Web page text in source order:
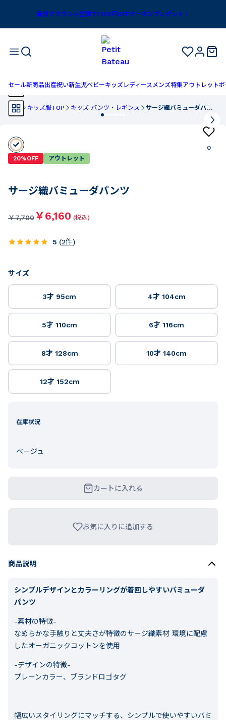
新規アカウント登録で1,100円OFFクーポンプレゼント！
セール新商品出産祝い新生児ベビーキッズ レディースメンズ特集アウトレットボ
TOP キッズ服TOP キッズ パンツ・レギンス サージ織バミューダパンツ
0
20%OFF
アウトレット
サージ織バミューダパンツ
￥7,700￥6,160 (税込)
5 (2件)
サイズ
3才 95cm 4才 104cm
5才 110cm 6才 116cm
8才 128cm 10才 140cm
12才 152cm
在庫状況
ベージュ
カートに入れる
お気に入りに追加する
商品説明
シンプルデザインとカラーリングが着回しやすいバミューダ
パンツ
-素材の特徴-
なめらかな手触りと丈夫さが特徴のサージ織素材 環境に配慮
したオーガニックコットンを使用
-デザインの特徴-
プレーンカラー、ブランドロゴタグ
幅広いスタイリングにマッチする、シンプルで使いやすいバミ